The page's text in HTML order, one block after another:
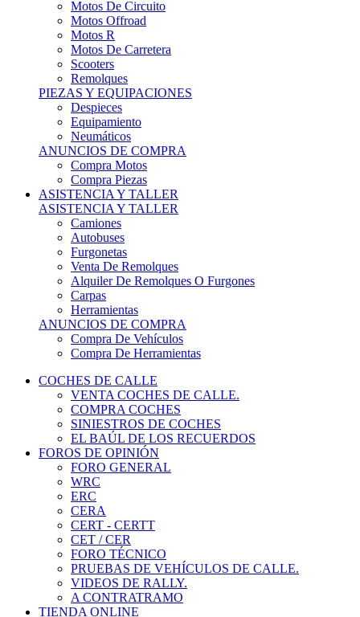
Motos R
Motos De Carretera
Scooters
Remolques
PIEZAS Y EQUIPACIONES
Despieces
Equipamiento
Neumáticos
ANUNCIOS DE COMPRA
Compra Motos
Compra Piezas
ASISTENCIA Y TALLER
ASISTENCIA Y TALLER
Camiones
Autobuses
Furgonetas
Venta De Remolques
Alquiler De Remolques O Furgones
Carpas
Herramientas
ANUNCIOS DE COMPRA
Compra De Vehículos
Compra De Herramientas
COCHES DE CALLE
VENTA COCHES DE CALLE.
COMPRA COCHES
SINIESTROS DE COCHES
EL BAÚL DE LOS RECUERDOS
FOROS DE OPINIÓN
FORO GENERAL
WRC
ERC
CERA
CERT - CERTT
CET / CER
FORO TÉCNICO
PRUEBAS DE VEHÍCULOS DE CALLE.
VIDEOS DE RALLY.
A CONTRATRAMO
TIENDA ONLINE